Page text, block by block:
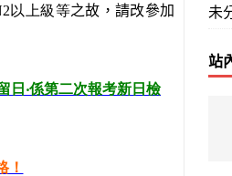
以上級等之故，請改參加
日 ‧係第二次報考新日檢
！
未
站